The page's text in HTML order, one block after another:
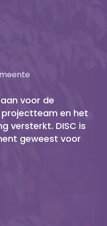
voor de
en het
versterkt. DISC is
geweest voor